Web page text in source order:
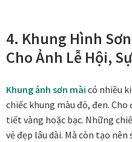
Khung tranh treo tường
Kim liên vạn phúc phòng thờ
Liên hệ
Mia Lifestyle
4. Khung Hình
Cho Ảnh Lễ Hội,
Khung ảnh sơn mài có nhiều
chiếc khung màu đỏ, đen.
tiết vàng hoặc bạc. Những
vẻ đẹp lâu dài. Mà còn tạo